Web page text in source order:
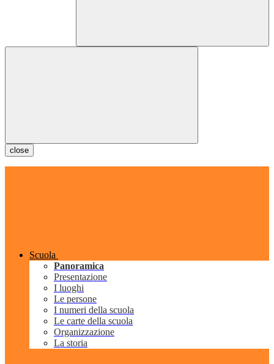
close
Scuola
Panoramica
Presentazione
I luoghi
Le persone
I numeri della scuola
Le carte della scuola
Organizzazione
La storia